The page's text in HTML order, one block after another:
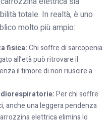
totale. In realtà, è uno
molto più ampio:
fisica:Chi soffre di sarcopenia
all’età può ritrovare il
il timore di non riuscire a
Per chi soffre
anche una leggera pendenza
elettrica elimina lo